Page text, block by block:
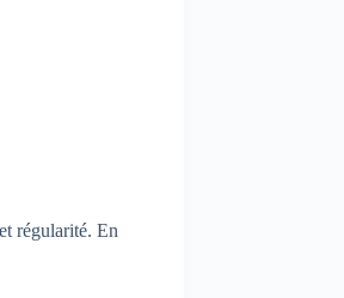
régularité. En